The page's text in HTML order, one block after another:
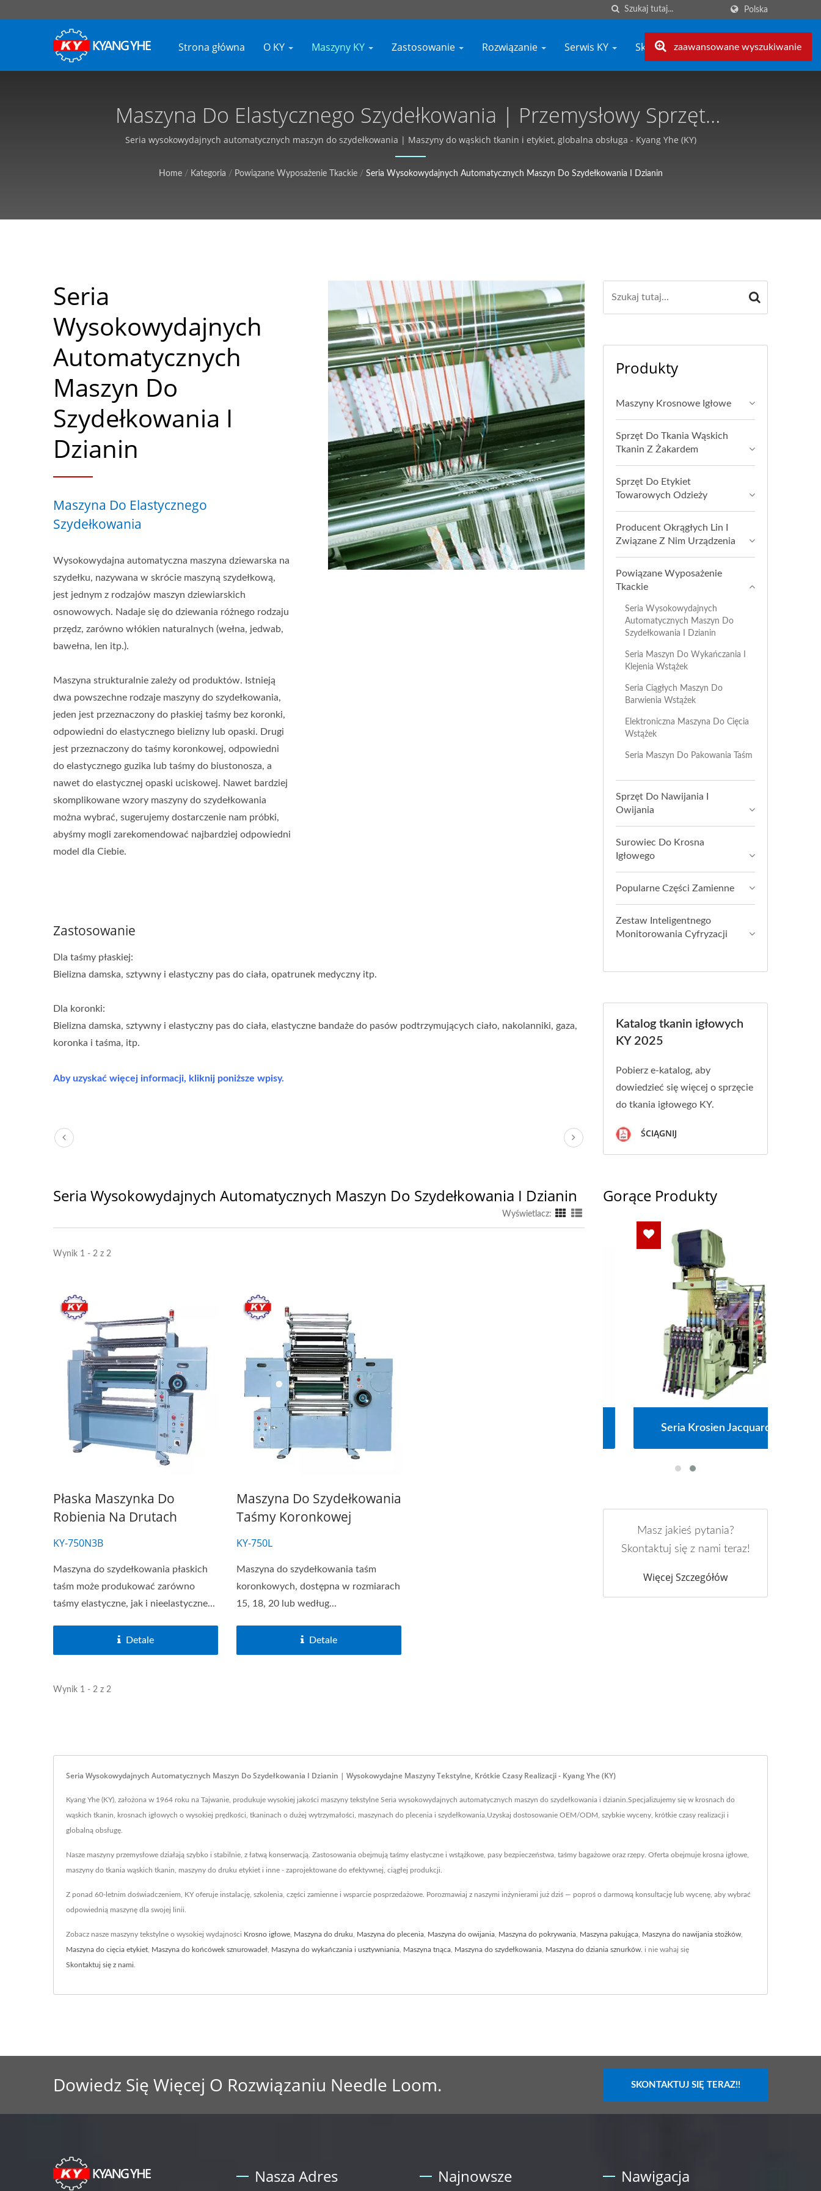
Polska
Strona główna O KY Maszyny KY Zastosowanie Rozwiązanie Serwis KY Skontaktuj się z KY
zaawansowane wyszukiwanie
Maszyna Do Elastycznego Szydełkowania | Przemysłowy Sprzęt
Tekstylny, Dostosowywany, Darmowa Wycena - Kyang Yhe (KY)
Seria wysokowydajnych automatycznych maszyn do szydełkowania | Maszyny do wąskich tkanin i etykiet, globalna obsługa - Kyang Yhe (KY)
Home / Kategoria / Powiązane Wyposażenie Tkackie / Seria Wysokowydajnych Automatycznych Maszyn Do Szydełkowania I Dzianin
Seria
Wysokowydajnych
Automatycznych
Maszyn Do
Szydełkowania I
Dzianin
Maszyna Do Elastycznego
Szydełkowania
Wysokowydajna automatyczna maszyna dziewarska na
szydełku, nazywana w skrócie maszyną szydełkową,
jest jednym z rodzajów maszyn dziewiarskich
osnowowych. Nadaje się do dziewania różnego rodzaju
przędz, zarówno włókien naturalnych (wełna, jedwab,
bawełna, len itp.).
Maszyna strukturalnie zależy od produktów. Istnieją
dwa powszechne rodzaje maszyny do szydełkowania,
jeden jest przeznaczony do płaskiej taśmy bez koronki,
odpowiedni do elastycznego bielizny lub opaski. Drugi
jest przeznaczony do taśmy koronkowej, odpowiedni
do elastycznego guzika lub taśmy do biustonosza, a
nawet do elastycznej opaski uciskowej. Nawet bardziej
skomplikowane wzory maszyny do szydełkowania
można wybrać, sugerujemy dostarczenie nam próbki,
abyśmy mogli zarekomendować najbardziej odpowiedni
model dla Ciebie.
Zastosowanie
Dla taśmy płaskiej:
Bielizna damska, sztywny i elastyczny pas do ciała, opatrunek medyczny itp.
Dla koronki:
Bielizna damska, sztywny i elastyczny pas do ciała, elastyczne bandaże do pasów podtrzymujących ciało, nakolanniki, gaza,
koronka i taśma, itp.
Aby uzyskać więcej informacji, kliknij poniższe wpisy.
Seria Wysokowydajnych Automatycznych Maszyn Do Szydełkowania I Dzianin
Wyświetlacz:
Wynik 1 - 2 z 2
Płaska Maszynka Do
Robienia Na Drutach
KY-750N3B
Maszyna do szydełkowania płaskich
taśm może produkować zarówno
taśmy elastyczne, jak i nieelastyczne...
Detale
Maszyna Do Szydełkowania
Taśmy Koronkowej
KY-750L
Maszyna do szydełkowania taśm
koronkowych, dostępna w rozmiarach
15, 18, 20 lub według...
Detale
Wynik 1 - 2 z 2
Produkty
Maszyny Krosnowe Igłowe
Sprzęt Do Tkania Wąskich
Tkanin Z Żakardem
Sprzęt Do Etykiet
Towarowych Odzieży
Producent Okrągłych Lin I
Związane Z Nim Urządzenia
Powiązane Wyposażenie
Tkackie
Seria Wysokowydajnych
Automatycznych Maszyn Do
Szydełkowania I Dzianin
Seria Maszyn Do Wykańczania I
Klejenia Wstążek
Seria Ciągłych Maszyn Do
Barwienia Wstążek
Elektroniczna Maszyna Do Cięcia
Wstążek
Seria Maszyn Do Pakowania Taśm
Sprzęt Do Nawijania I
Owijania
Surowiec Do Krosna
Igłowego
Popularne Części Zamienne
Zestaw Inteligentnego
Monitorowania Cyfryzacji
Katalog tkanin igłowych
KY 2025
Pobierz e-katalog, aby
dowiedzieć się więcej o sprzęcie
do tkania igłowego KY.
ŚCIĄGNIJ
Gorące Produkty
Seria Krosien Igłowych Seria Krosien Jacquard Seria Krosien Jacquard
Masz jakieś pytania?
Skontaktuj się z nami teraz!
Więcej Szczegółów
Seria Wysokowydajnych Automatycznych Maszyn Do Szydełkowania I Dzianin | Wysokowydajne Maszyny Tekstylne, Krótkie Czasy Realizacji - Kyang Yhe (KY)
Kyang Yhe (KY), założona w 1964 roku na Tajwanie, produkuje wysokiej jakości maszyny tekstylne Seria wysokowydajnych automatycznych maszyn do szydełkowania i dzianin.Specjalizujemy się w krosnach do
wąskich tkanin, krosnach igłowych o wysokiej prędkości, tkaninach o dużej wytrzymałości, maszynach do plecenia i szydełkowania.Uzyskaj dostosowanie OEM/ODM, szybkie wyceny, krótkie czasy realizacji i
globalną obsługę.
Nasze maszyny przemysłowe działają szybko i stabilnie, z łatwą konserwacją. Zastosowania obejmują taśmy elastyczne i wstążkowe, pasy bezpieczeństwa, taśmy bagażowe oraz rzepy. Oferta obejmuje krosna igłowe,
maszyny do tkania wąskich tkanin, maszyny do druku etykiet i inne - zaprojektowane do efektywnej, ciągłej produkcji.
Z ponad 60-letnim doświadczeniem, KY oferuje instalację, szkolenia, części zamienne i wsparcie posprzedażowe. Porozmawiaj z naszymi inżynierami już dziś — poproś o darmową konsultację lub wycenę, aby wybrać
odpowiednią maszynę dla swojej linii.
Zobacz nasze maszyny tekstylne o wysokiej wydajności Krosno igłowe Maszyna do druku Maszyna do plecenia Maszyna do owijania Maszyna do pokrywania Maszyna pakująca Maszyna do nawijania stożków
Maszyna do cięcia etykiet Maszyna do końcówek sznurowadeł Maszyna do wykańczania i usztywniania Maszyna tnąca Maszyna do szydełkowania Maszyna do dziania sznurków. i nie wahaj się
Skontaktuj się z nami
Dowiedz Się Więcej O Rozwiązaniu Needle Loom. SKONTAKTUJ SIĘ TERAZ!!
Nasza Adres
Najnowsze
Nawigacja